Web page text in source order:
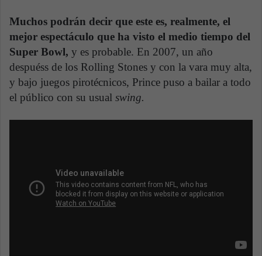
Muchos podrán decir que este es, realmente, el
mejor espectáculo que ha visto el medio tiempo del
Super Bowl, y es probable. En 2007, un año
despuéss de los Rolling Stones y con la vara muy alta,
y bajo juegos pirotécnicos, Prince puso a bailar a todo
el público con su usual swing.